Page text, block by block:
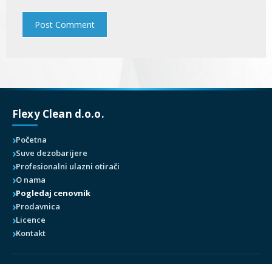
Flexy Clean d.o.o.
Početna
Suve dezobarijere
Profesionalni ulazni otirači
O nama
Pogledaj cenovnik
Prodavnica
Licence
Kontakt